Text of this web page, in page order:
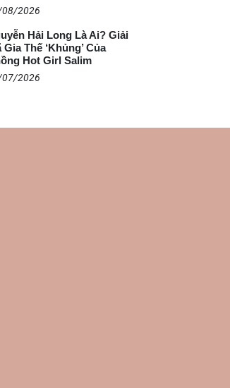
2026
Hải Long Là Ai? Giải
Gia Thế ‘Khủng’ Của
Hot Girl Salim
2026